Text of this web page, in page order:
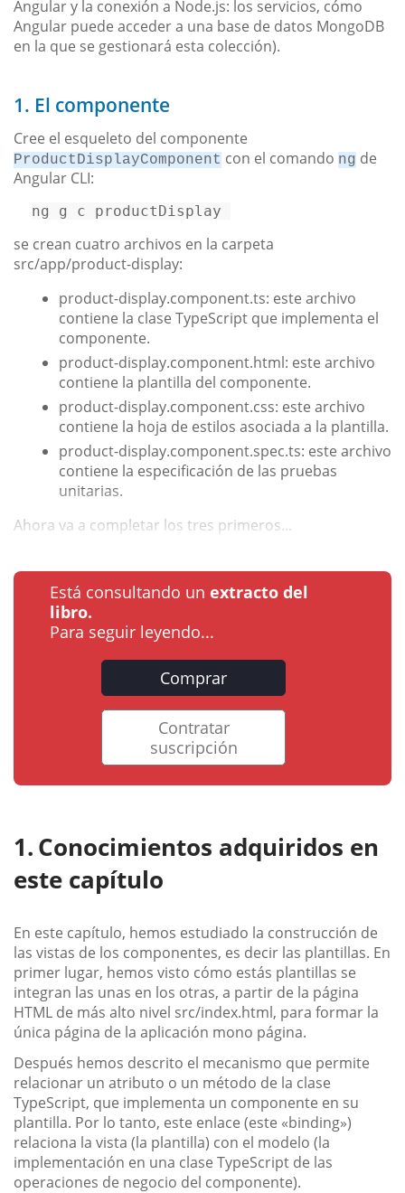
Angular y la conexión a Node.js: los servicios, cómo
Angular puede acceder a una base de datos MongoDB
en la que se gestionará esta colección).
1. El componente
Cree el esqueleto del componente
ProductDisplayComponent con el comando ng de
Angular CLI:
ng g c productDisplay
se crean cuatro archivos en la carpeta
src/app/product-display:
product-display.component.ts: este archivo
contiene la clase TypeScript que implementa el
componente.
product-display.component.html: este archivo
contiene la plantilla del componente.
product-display.component.css: este archivo
contiene la hoja de estilos asociada a la plantilla.
product-display.component.spec.ts: este archivo
contiene la especificación de las pruebas
unitarias.
Ahora va a completar los tres primeros...
Está consultando un extracto del
libro.
Para seguir leyendo...
Comprar
Contratar
suscripción
Conocimientos adquiridos en
este capítulo
En este capítulo, hemos estudiado la construcción de
las vistas de los componentes, es decir las plantillas. En
primer lugar, hemos visto cómo estás plantillas se
integran las unas en los otras, a partir de la página
HTML de más alto nivel src/index.html, para formar la
única página de la aplicación mono página.
Después hemos descrito el mecanismo que permite
relacionar un atributo o un método de la clase
TypeScript, que implementa un componente en su
plantilla. Por lo tanto, este enlace (este «binding»)
relaciona la vista (la plantilla) con el modelo (la
implementación en una clase TypeScript de las
operaciones de negocio del componente).